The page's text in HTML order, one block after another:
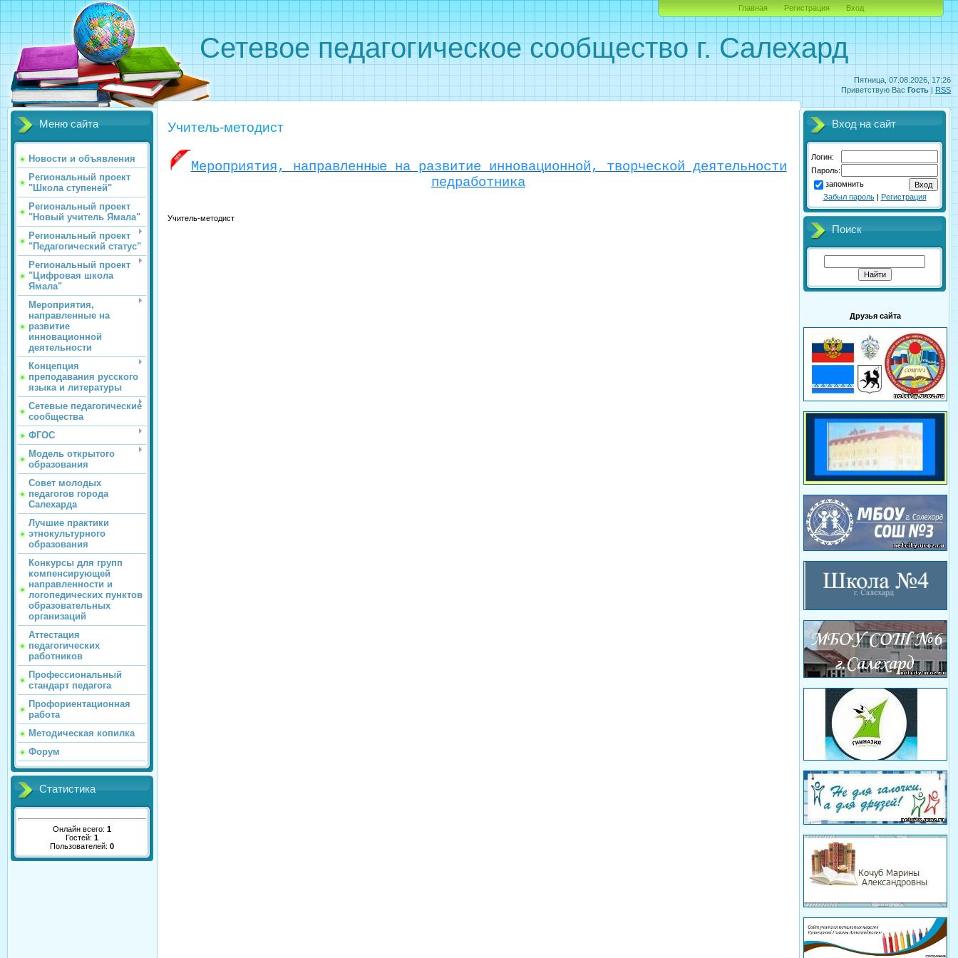
Пятница, 07.08.2026, 17:26
Приветствую Вас Гость | RSS
Сетевое педагогическое сообщество г. Салехард
Главная Регистрация Вход
Меню сайта
Новости и объявления
Региональный проект
"Школа ступеней"
Региональный проект
"Новый учитель Ямала"
Региональный проект
"Педагогический статус"
Региональный проект
"Цифровая школа
Ямала"
Мероприятия,
направленные на
развитие
инновационной
деятельности
Концепция
преподавания русского
языка и литературы
Сетевые педагогические
сообщества
ФГОС
Модель открытого
образования
Совет молодых
педагогов города
Салехарда
Лучшие практики
этнокультурного
образования
Конкурсы для групп
компенсирующей
направленности и
логопедических пунктов
образовательных
организаций
Аттестация
педагогических
работников
Профессиональный
стандарт педагога
Профориентационная
работа
Методическая копилка
Форум
Статистика
Онлайн всего: 1
Гостей: 1
Пользователей: 0
Учитель-методист
Мероприятия, направленные на развитие инновационной, творческой деятельности
педработника
Учитель-методист
Вход на сайт
Логин:
Пароль:
запомнить
Забыл пароль| Регистрация
Поиск
Друзья сайта